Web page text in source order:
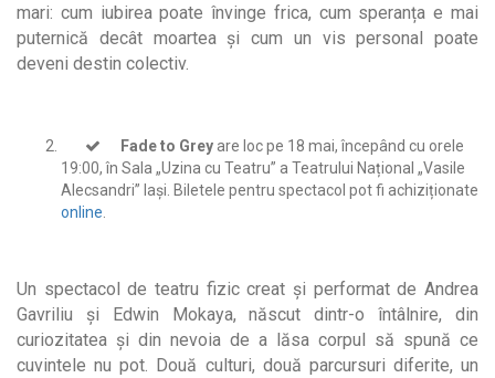
mari: cum iubirea poate învinge frica, cum speranța e mai
puternică decât moartea și cum un vis personal poate
deveni destin colectiv.
Fade to Grey are loc pe 18 mai, începând cu orele
19:00, în Sala „Uzina cu Teatru” a Teatrului Național „Vasile
Alecsandri” Iași. Biletele pentru spectacol pot fi achiziționate
online
Un spectacol de teatru fizic creat și performat de Andrea
Gavriliu și Edwin Mokaya, născut dintr-o întâlnire, din
curiozitatea și din nevoia de a lăsa corpul să spună ce
cuvintele nu pot. Două culturi, două parcursuri diferite, un